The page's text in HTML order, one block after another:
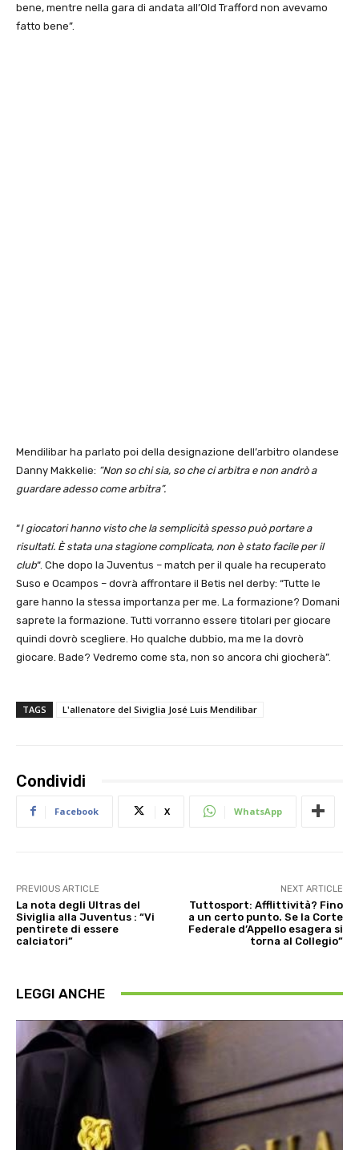
bene, mentre nella gara di andata all’Old Trafford non avevamo
fatto bene”.
Mendilibar ha parlato poi della designazione dell’arbitro olandese
Danny Makkelie: “Non so chi sia, so che ci arbitra e non andrò a
guardare adesso come arbitra”.
“I giocatori hanno visto che la semplicità spesso può portare a
risultati. È stata una stagione complicata, non è stato facile per il
club“. Che dopo la Juventus – match per il quale ha recuperato
Suso e Ocampos – dovrà affrontare il Betis nel derby: “Tutte le
gare hanno la stessa importanza per me. La formazione? Domani
saprete la formazione. Tutti vorranno essere titolari per giocare
quindi dovrò scegliere. Ho qualche dubbio, ma me la dovrò
giocare. Bade? Vedremo come sta, non so ancora chi giocherà”.
TAGS L'allenatore del Siviglia José Luis Mendilibar
Condividi
Facebook X WhatsApp
PREVIOUS ARTICLE
La nota degli Ultras del
Siviglia alla Juventus : “Vi
pentirete di essere
calciatori”
NEXT ARTICLE
Tuttosport: Afflittività? Fino
a un certo punto. Se la Corte
Federale d’Appello esagera si
torna al Collegio”
LEGGI ANCHE